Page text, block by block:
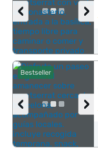
›
‹
Bestseller
›
‹